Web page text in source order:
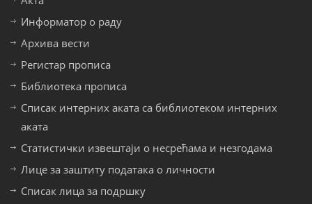
Информатор о раду
Архива вести
Регистар прописа
Библиотека прописа
Списак интерних аката са библиотеком интерних
аката
Статистички извештаји о несрећама и незгодама
Лице за заштиту података о личности
Списак лица за подршку